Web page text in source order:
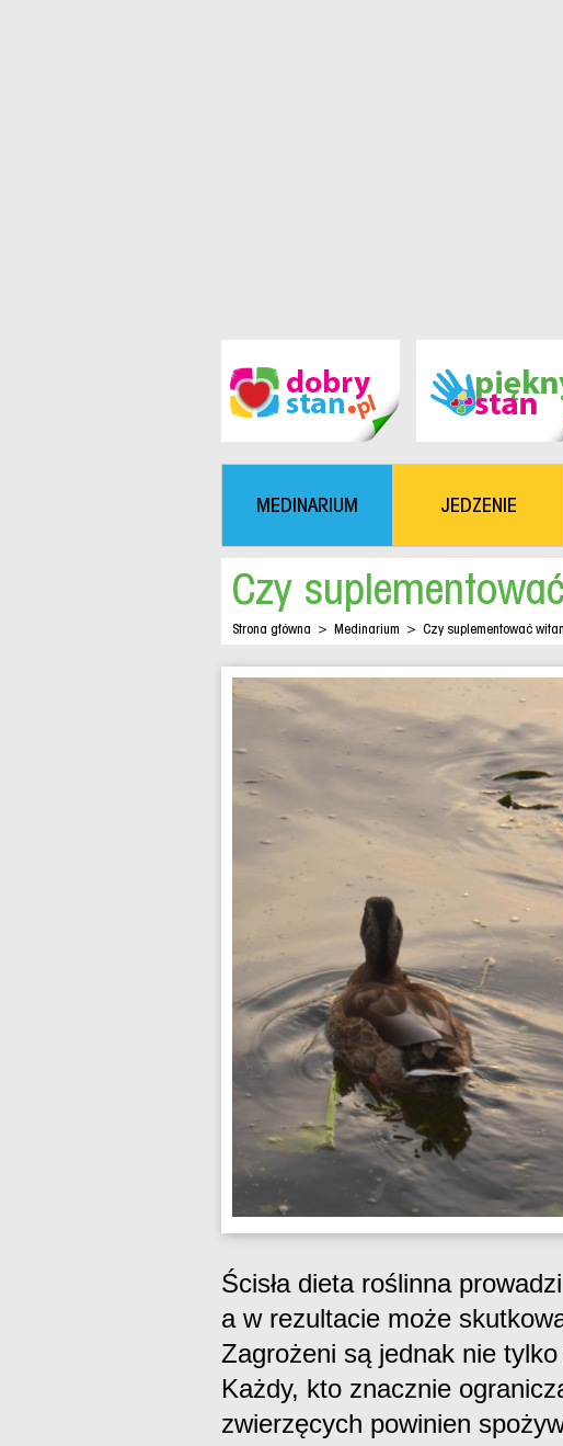
MEDINARIUM JEDZENIE
Czy
Strona główna > Medinarium > Czy suplementować
Ścisła dieta roślinna
a w rezultacie może
Zagrożeni są jednak nie
Każdy, kto znacznie
zwierzęcych powinien